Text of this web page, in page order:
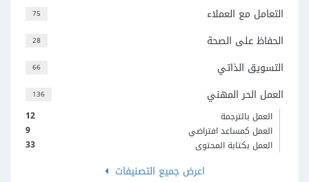
75 التعامل مع العملاء
28 الحفاظ على الصحة
66 التسويق الذاتي
136 العمل الحر المهني
12
العمل بالترجمة
9
العمل كمساعد افتراضي
33
العمل بكتابة المحتوى
اعرض جميع التصنيفات